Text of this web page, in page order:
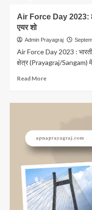
Air Force Day 2023: 8
एयर शो
Admin Prayagraj
Air Force Day 2023 :
क्षेत्र (Prayagraj/Sangam) में
Read MoreRead
Air
2023:
8
अक्तूबर
प्रयागराज
संगम
में
होगा
एयर